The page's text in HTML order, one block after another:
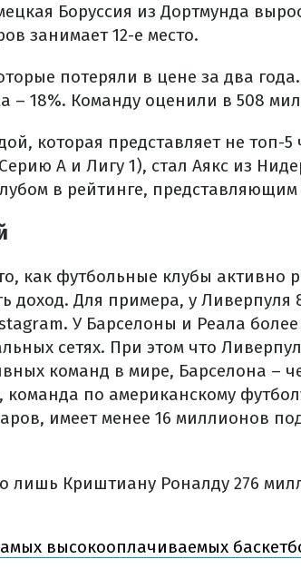
Боруссия из Дортмунда
занимает 12-е место.
потеряли в цене за два
– 18%. Команду оценили в 508
которая представляет не топ-
А и Лигу 1), стал Аякс из
в рейтинге,
как футбольные клубы активно
доход. Для примера, у
У Барселоны и Реала
сетях. При этом что
команд в мире, Барселона –
команда по американскому
имеет менее 16 миллионов
лишь Криштиану Роналду 276
высокооплачиваемых